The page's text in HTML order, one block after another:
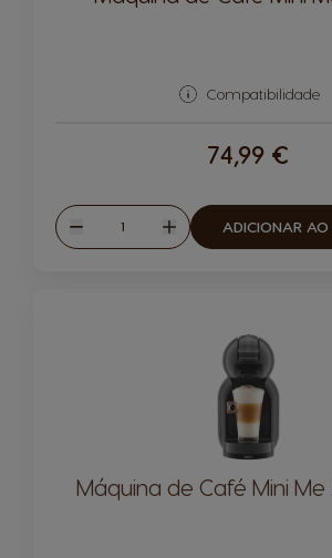
Compatibilidade
74,99 €
Reduzir
Quantidade
Aumentar
ADICIONAR AO
Máquina de Café Mini